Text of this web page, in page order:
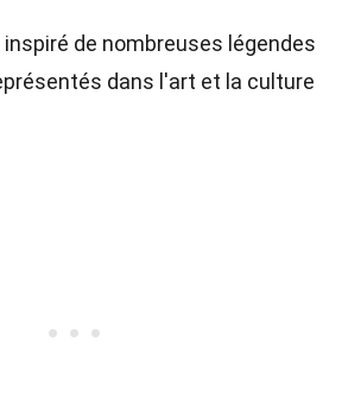
de nombreuses légendes
dans l'art et la culture